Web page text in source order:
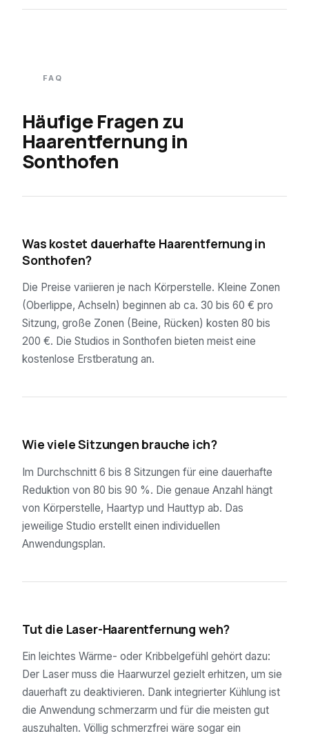
FAQ
Häufige Fragen zu
Haarentfernung in
Sonthofen
Was kostet dauerhafte Haarentfernung in
Sonthofen?
Die Preise variieren je nach Körperstelle. Kleine Zonen
(Oberlippe, Achseln) beginnen ab ca. 30 bis 60 € pro
Sitzung, große Zonen (Beine, Rücken) kosten 80 bis
200 €. Die Studios in Sonthofen bieten meist eine
kostenlose Erstberatung an.
Wie viele Sitzungen brauche ich?
Im Durchschnitt 6 bis 8 Sitzungen für eine dauerhafte
Reduktion von 80 bis 90 %. Die genaue Anzahl hängt
von Körperstelle, Haartyp und Hauttyp ab. Das
jeweilige Studio erstellt einen individuellen
Anwendungsplan.
Tut die Laser-Haarentfernung weh?
Ein leichtes Wärme- oder Kribbelgefühl gehört dazu:
Der Laser muss die Haarwurzel gezielt erhitzen, um sie
dauerhaft zu deaktivieren. Dank integrierter Kühlung ist
die Anwendung schmerzarm und für die meisten gut
auszuhalten. Völlig schmerzfrei wäre sogar ein